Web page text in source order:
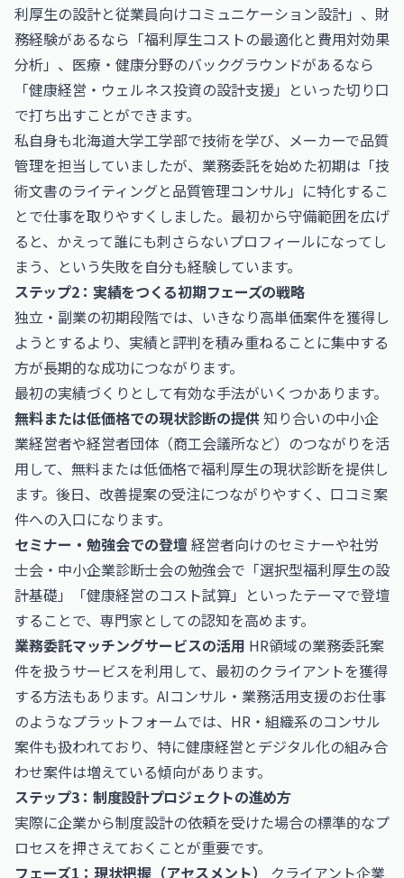
利厚生の設計と従業員向けコミュニケーション設計」、財
務経験があるなら「福利厚生コストの最適化と費用対効果
分析」、医療・健康分野のバックグラウンドがあるなら
「健康経営・ウェルネス投資の設計支援」といった切り口
で打ち出すことができます。
私自身も北海道大学工学部で技術を学び、メーカーで品質
管理を担当していましたが、業務委託を始めた初期は「技
術文書のライティングと品質管理コンサル」に特化するこ
とで仕事を取りやすくしました。最初から守備範囲を広げ
ると、かえって誰にも刺さらないプロフィールになってし
まう、という失敗を自分も経験しています。
ステップ2：実績をつくる初期フェーズの戦略
独立・副業の初期段階では、いきなり高単価案件を獲得し
ようとするより、実績と評判を積み重ねることに集中する
方が長期的な成功につながります。
最初の実績づくりとして有効な手法がいくつかあります。
無料または低価格での現状診断の提供知り合いの中小企
業経営者や経営者団体（商工会議所など）のつながりを活
用して、無料または低価格で福利厚生の現状診断を提供し
ます。後日、改善提案の受注につながりやすく、口コミ案
件への入口になります。
セミナー・勉強会での登壇 経営者向けのセミナーや社労
士会・中小企業診断士会の勉強会で「選択型福利厚生の設
計基礎」「健康経営のコスト試算」といったテーマで登壇
することで、専門家としての認知を高めます。
業務委託マッチングサービスの活用 HR領域の業務委託案
件を扱うサービスを利用して、最初のクライアントを獲得
する方法もあります。 AIコンサル・業務活用支援のお仕事
のようなプラットフォームでは、HR・組織系のコンサル
案件も扱われており、特に健康経営とデジタル化の組み合
わせ案件は増えている傾向があります。
ステップ3：制度設計プロジェクトの進め方
実際に企業から制度設計の依頼を受けた場合の標準的なプ
ロセスを押さえておくことが重要です。
フェーズ1：現状把握（アセスメント）
クライアント企業